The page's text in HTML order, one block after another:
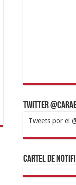
Twitter
Tweets por el
1xbetBetturkey
https://
Cartel de